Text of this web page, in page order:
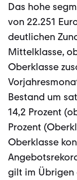
Das hohe
von 22.251
deutlichen
Mittelklasse,
Oberklasse
Bestand um
14,2 Prozent
Prozent
Oberklasse
gilt im Übrigen